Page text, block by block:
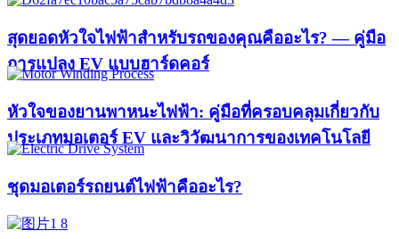
สุดยอดหัวใจไฟฟ้าสำหรับรถของคุณคืออะไร? — คู่มือ
การแปลง EV แบบฮาร์ดคอร์
หัวใจของยานพาหนะไฟฟ้า: คู่มือที่ครอบคลุมเกี่ยวกับ
ประเภทมอเตอร์ EV และวิวัฒนาการของเทคโนโลยี
ชุดมอเตอร์รถยนต์ไฟฟ้าคืออะไร?